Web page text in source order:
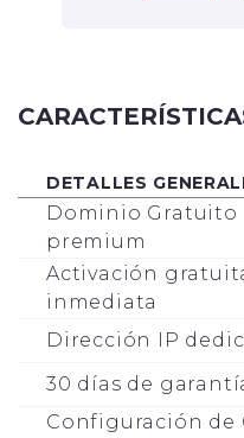
DETALLES
Dominio Gratuito
premium
Activación
inmediata
Dirección IP
30 días de
Configuración de